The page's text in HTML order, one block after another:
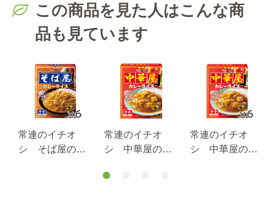
この商品を見た人はこんな商
品も見ています
常連のイチオ
シ そば屋のカ
常連のイチオ
シ 中華屋のカ
８０ｇ
常連のイチオ
シ 中華屋のカ